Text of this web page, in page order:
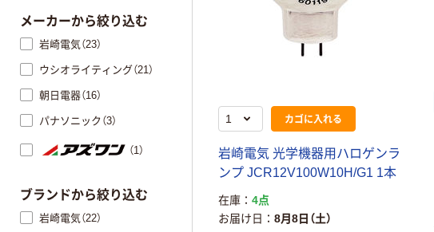
カゴに入れる
岩崎電気 光学機器用ハロゲンラ
ンプ JCR12V100W10H/G1 1本
在庫
4点
お届け日
8月8日（土）
メーカーから絞り込む
岩崎電気（23）
ウシオライティング（21）
朝日電器（16）
パナソニック（3）
（1）
ブランドから絞り込む
岩崎電気（22）